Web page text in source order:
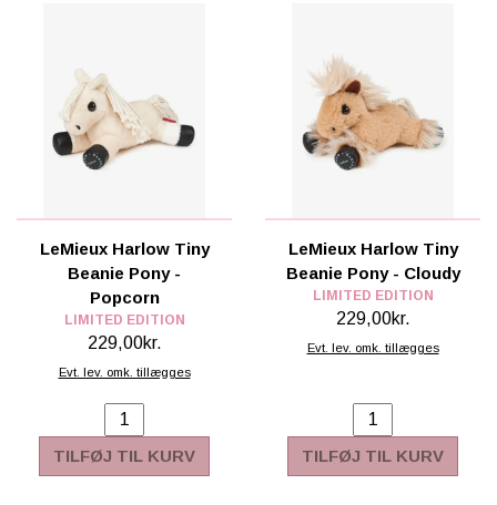
LeMieux Harlow Tiny
Beanie Pony -
Popcorn
LIMITED EDITION
229,00kr.
Evt. lev. omk. tillægges
TILFØJ TIL KURV
LeMieux Harlow Tiny
Beanie Pony - Cloudy
LIMITED EDITION
229,00kr.
Evt. lev. omk. tillægges
TILFØJ TIL KURV